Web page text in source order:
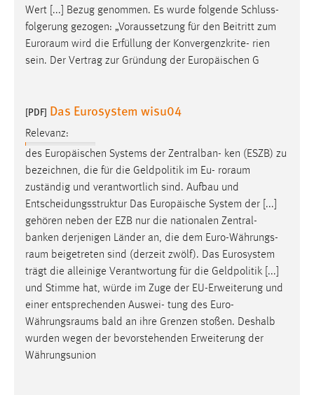
Wert [...] Bezug genommen. Es wurde folgende Schluss-
folgerung gezogen: „Voraussetzung für den Beitritt zum
Euroraum wird die Erfüllung der Konvergenzkrite- rien
sein. Der Vertrag zur Gründung der Europäischen G
[PDF] Das Eurosystem wisu04
Relevanz:
des Europäischen Systems der Zentralban- ken (ESZB) zu
bezeichnen, die für die Geldpolitik im Eu- roraum
zuständig und verantwortlich sind. Aufbau und
Entscheidungsstruktur Das Europäische System der [...]
gehören neben der EZB nur die nationalen Zentral-
banken derjenigen Länder an, die dem Euro-Währungs-
raum beigetreten sind (derzeit zwölf). Das Eurosystem
trägt die alleinige Verantwortung für die Geldpolitik [...]
und Stimme hat, würde im Zuge der EU-Erweiterung und
einer entsprechenden Auswei- tung des Euro-
Währungsraums bald an ihre Grenzen stoßen. Deshalb
wurden wegen der bevorstehenden Erweiterung der
Währungsunion